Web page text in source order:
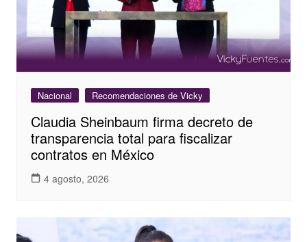
Nacional Recomendaciones de Vicky
Claudia Sheinbaum firma decreto de
transparencia total para fiscalizar
contratos en México
4 agosto, 2026